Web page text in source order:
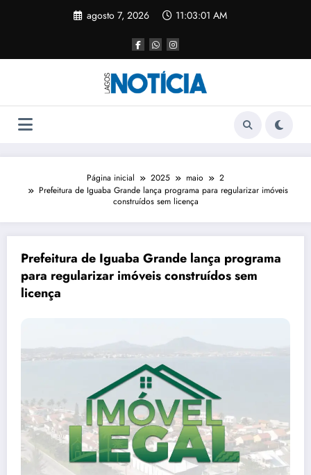
agosto 7, 2026 11:03:01 AM
Página inicial 2025 maio
2
Prefeitura de Iguaba Grande lança programa para regularizar imóveis
construídos sem licença
Prefeitura de Iguaba Grande lança programa
para regularizar imóveis construídos sem
licença